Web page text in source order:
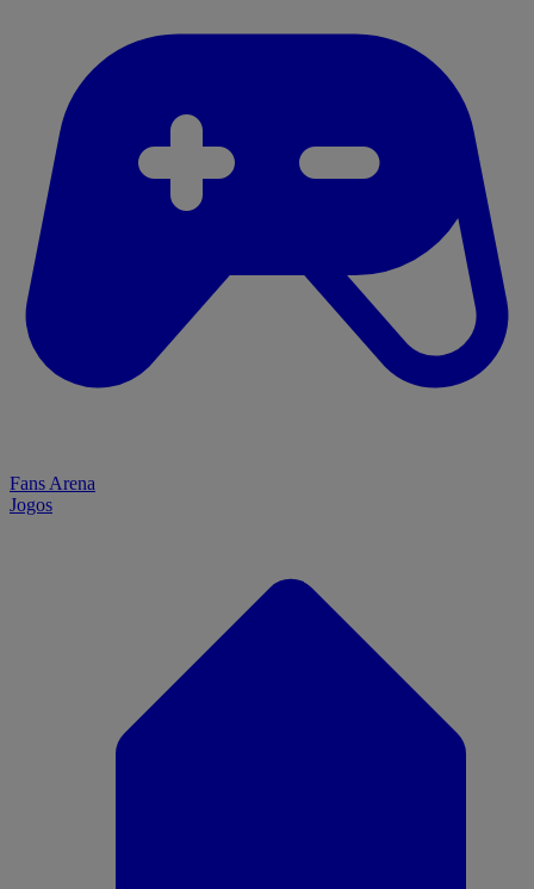
Fans Arena
Jogos